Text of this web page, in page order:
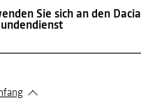
Sie sich an den Dacia